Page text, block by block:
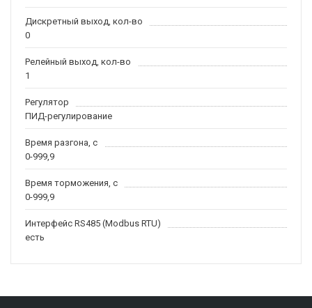
Дискретный выход, кол-во
0
Релейный выход, кол-во
1
Регулятор
ПИД-регулирование
Время разгона, с
0-999,9
Время торможения, с
0-999,9
Интерфейс RS485 (Modbus RTU)
есть